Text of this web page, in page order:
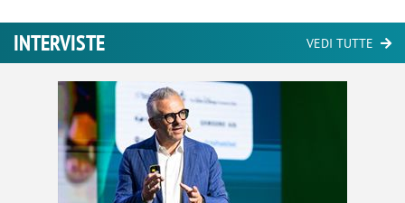
INTERVISTE VEDI TUTTE